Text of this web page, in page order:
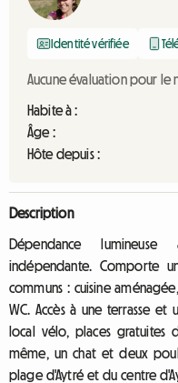
Identité vérifiée
Aucune évaluation pour le
Habite à :
Âge :
Hôte depuis :
Description
Dépendance
indépendante. Comporte
communs : cuisine
WC. Accès à une terrasse et
local vélo, places gratuites
même, un chat et deux
plage d'Aytré et du centre